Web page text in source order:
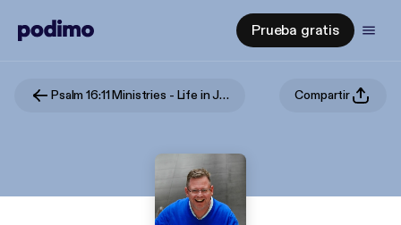
Prueba gratis
Psalm 16:11 Ministries - Life in Jesus' Presence Compartir